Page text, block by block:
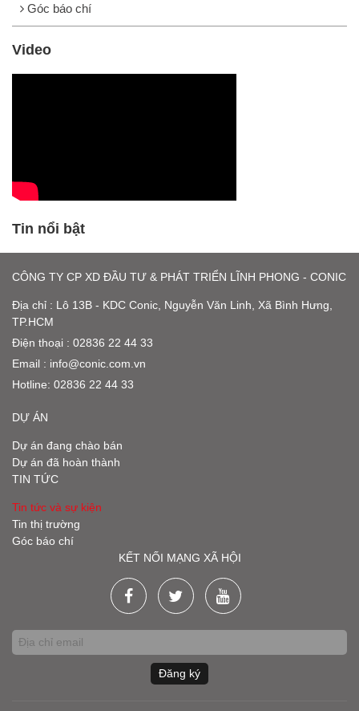
Góc báo chí
Video
Tin nổi bật
CÔNG TY CP XD ĐẦU TƯ & PHÁT TRIỂN LĨNH PHONG - CONIC
Địa chỉ : Lô 13B - KDC Conic, Nguyễn Văn Linh, Xã Bình Hưng,
TP.HCM
Điện thoại : 02836 22 44 33
Email : info@conic.com.vn
Hotline: 02836 22 44 33
DỰ ÁN
Dự án đang chào bán
Dự án đã hoàn thành
TIN TỨC
Tin tức và sự kiện
Tin thị trường
Góc báo chí
KẾT NỐI MẠNG XÃ HỘI
Đăng ký